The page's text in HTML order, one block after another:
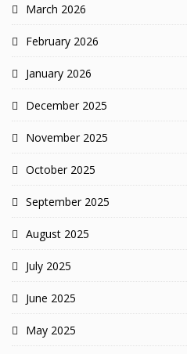
March 2026
February 2026
January 2026
December 2025
November 2025
October 2025
September 2025
August 2025
July 2025
June 2025
May 2025